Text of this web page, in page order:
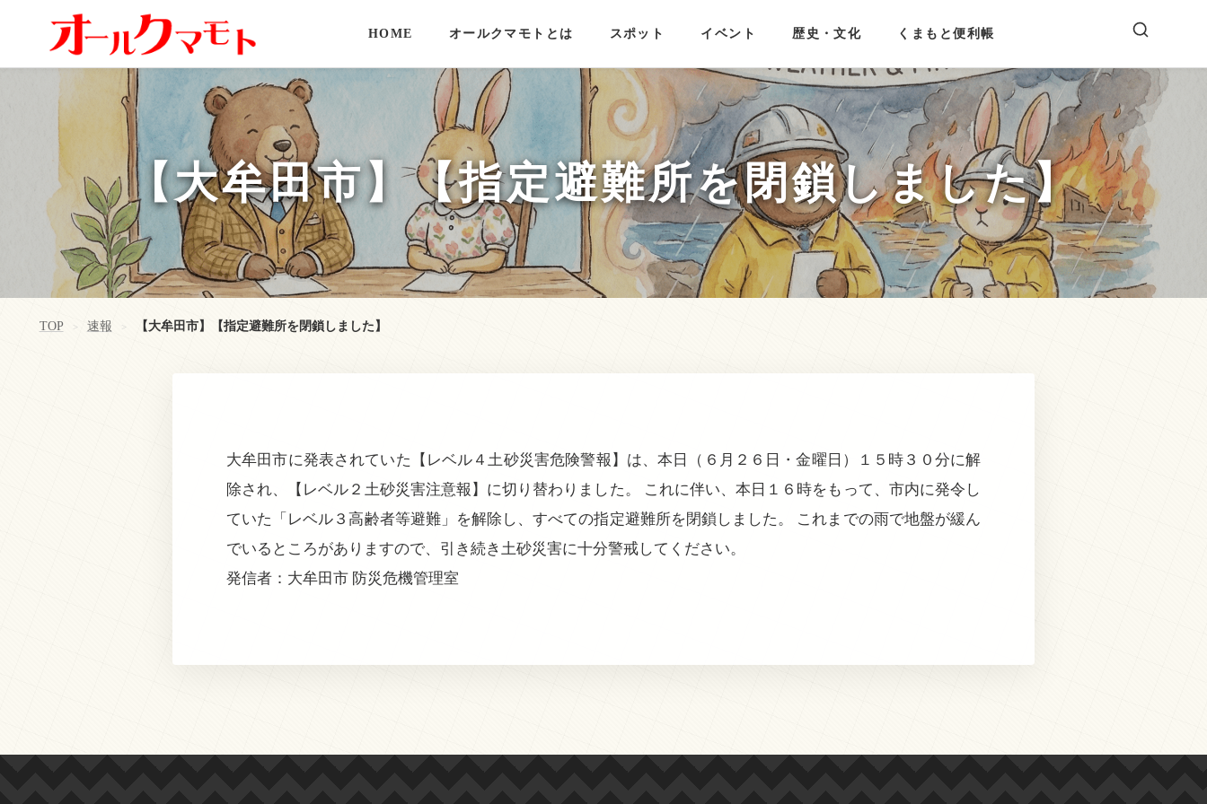
HOME オールクマモトとは スポット イベント 歴史・文化 くまもと便利帳
【大牟田市】【指定避難所を閉鎖しました】
TOP > 速報 > 【大牟田市】【指定避難所を閉鎖しました】
大牟田市に発表されていた【レベル４土砂災害危険警報】は、本日（６月２６日・金曜日）１５時３０分に解
除され、【レベル２土砂災害注意報】に切り替わりました。 これに伴い、本日１６時をもって、市内に発令し
ていた「レベル３高齢者等避難」を解除し、すべての指定避難所を閉鎖しました。 これまでの雨で地盤が緩ん
でいるところがありますので、引き続き土砂災害に十分警戒してください。
発信者：大牟田市 防災危機管理室